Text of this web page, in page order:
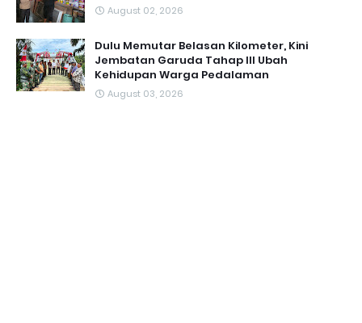
August 02, 2026
Dulu Memutar Belasan Kilometer, Kini
Jembatan Garuda Tahap III Ubah
Kehidupan Warga Pedalaman ‎
August 03, 2026